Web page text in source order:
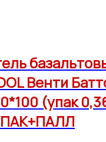
Венти
(упак